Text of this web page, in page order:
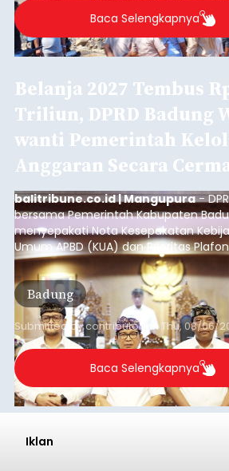
Baca Selengkapnya
Belanja 2027 Tembus
Triliun, DPRD Badung
wanti Pemerintah
Anggaran Secara
balitribune.co.id | Mangupura-
bersama Pemerintah Kabupaten
menyepakati Nota Kesepakatan
Umum APBD (KUA) dan Prioritas
Sementara (PPAS) Tahun Anggaran
rapat paripurna yang digelar di
Badung, Kamis (6/8/2026).
Badung
Submitted bycontributor onThu, 08/06/
Baca Selengkapnya
Iklan